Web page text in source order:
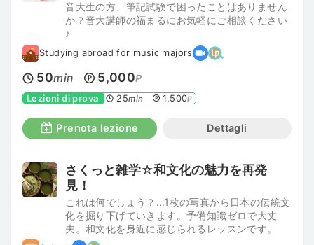
音大生の方、筆記試験で困ったことはありません
か？音大講師の福まるにお気軽にご相談ください
♪
Studying abroad for music majors
50min 5,000P
Lezioni di prova 25min 1,500P
Prenota lezione Dettagli
さくっと雑学☆和文化の魅力を再発
見！
これは何でしょう？…1枚の写真から日本の伝統文
化を掘り下げていきます。予備知識ゼロで大丈
夫。和文化を身近に感じられるレッスンです。